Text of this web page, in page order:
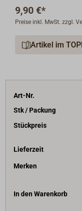
9,90 €*
Preise inkl. MwSt. zzgl.
Artikel im
Art-Nr.
Stk / Packung
Stückpreis
Lieferzeit
Merken
In den Warenkorb